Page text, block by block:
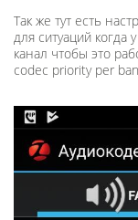
Так же тут есть
для ситуаций
канал чтобы это
codec priority per